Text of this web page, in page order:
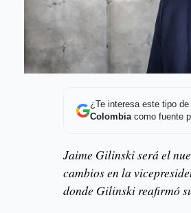
¿Te interesa este tipo
Colombiacomo fuente
Jaime Gilinski será el
cambios en la
donde Gilinski reafirmó